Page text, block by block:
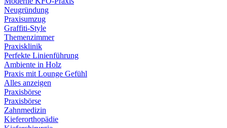
Neugründung
Praxisumzug
Graffiti-Style
Themenzimmer
Praxisklinik
Perfekte Linienführung
Ambiente in Holz
Praxis mit Lounge Gefühl
Alles anzeigen
Praxisbörse
Praxisbörse
Zahnmedizin
Kieferorthopädie